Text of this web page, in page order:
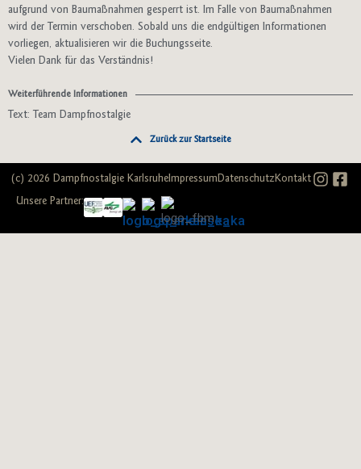
aufgrund von Baumaßnahmen gesperrt ist. Im Falle von Baumaßnahmen
wird der Termin verschoben. Sobald uns die endgültigen Informationen
vorliegen, aktualisieren wir die Buchungsseite.
Vielen Dank für das Verständnis!
Weiterführende Informationen
Text: Team Dampfnostalgie
Zurück zur Startseite
(c) 2026 Dampfnostalgie KarlsruheImpressumDatenschutzKontakt
Unsere Partner: